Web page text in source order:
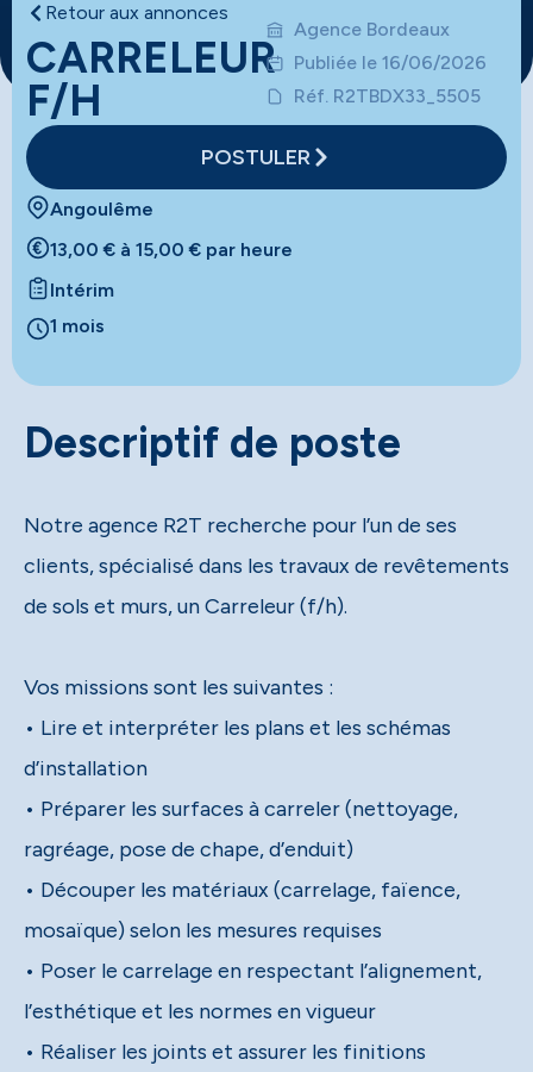
Retour aux annonces
CARRELEUR
F/H
Agence Bordeaux
Publiée le 16/06/2026
Réf. R2TBDX33_5505
POSTULER
Angoulême
13,00 € à 15,00 € par heure
Intérim
1 mois
Descriptif de poste
Notre agence R2T recherche pour l’un de ses
clients, spécialisé dans les travaux de revêtements
de sols et murs, un Carreleur (f/h).
Vos missions sont les suivantes :
• Lire et interpréter les plans et les schémas
d’installation
• Préparer les surfaces à carreler (nettoyage,
ragréage, pose de chape, d’enduit)
• Découper les matériaux (carrelage, faïence,
mosaïque) selon les mesures requises
• Poser le carrelage en respectant l’alignement,
l’esthétique et les normes en vigueur
• Réaliser les joints et assurer les finitions